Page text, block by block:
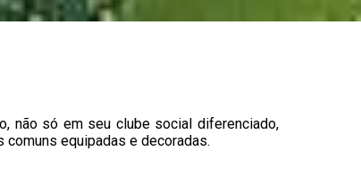
não só em seu clube social diferenciado,
comuns equipadas e decoradas.